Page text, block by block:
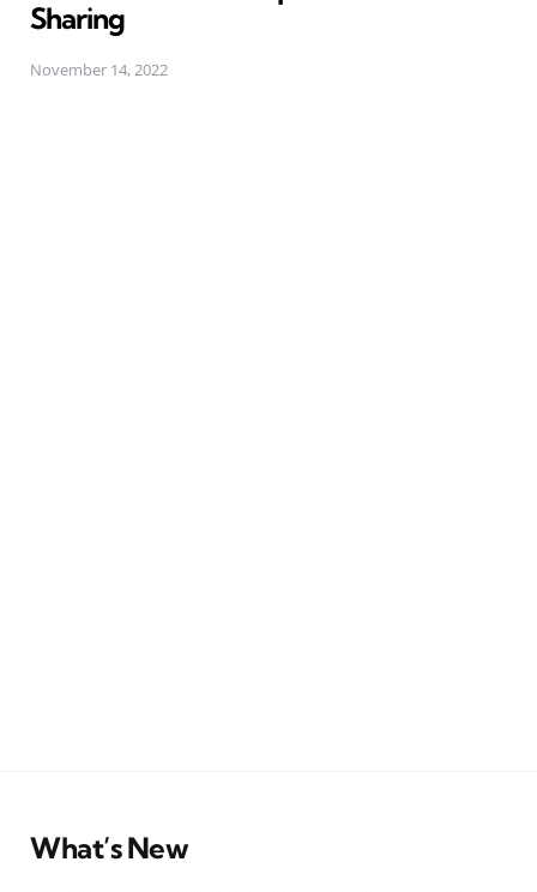
Sharing
November 14, 2022
What’s New